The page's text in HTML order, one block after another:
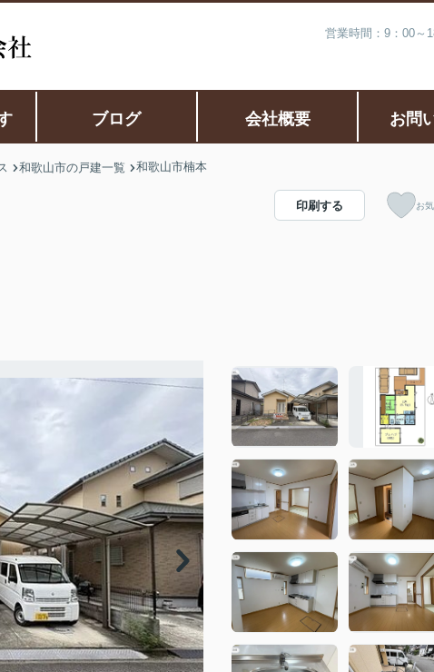
営業時間：9：00～
ブログ 会社概要 お問
和歌山市の戸建一覧 和歌山市楠本
印刷する お